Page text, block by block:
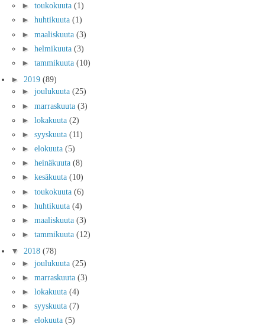
► toukokuuta (1)
► huhtikuuta (1)
► maaliskuuta (3)
► helmikuuta (3)
► tammikuuta (10)
► 2019 (89)
► joulukuuta (25)
► marraskuuta (3)
► lokakuuta (2)
► syyskuuta (11)
► elokuuta (5)
► heinäkuuta (8)
► kesäkuuta (10)
► toukokuuta (6)
► huhtikuuta (4)
► maaliskuuta (3)
► tammikuuta (12)
▼ 2018 (78)
► joulukuuta (25)
► marraskuuta (3)
► lokakuuta (4)
► syyskuuta (7)
► elokuuta (5)